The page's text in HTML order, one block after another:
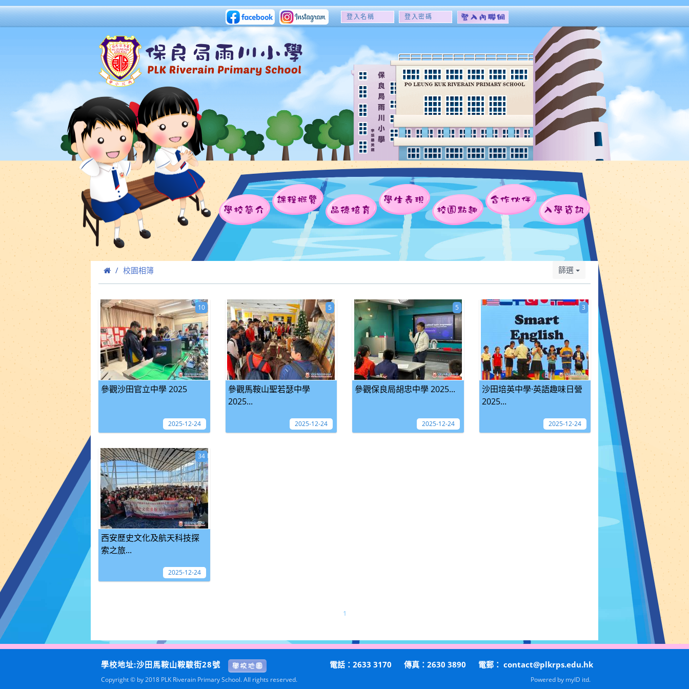
登
名
稱
登
密
碼
學校簡介
課程概覽
品德培育
學生表現
校園點趣
合作伙伴
入學資訊
校園相簿 篩選
參觀沙田官立中學 2025
10
2025-12-24
參觀馬鞍山聖若瑟中學
2025...
5
2025-12-24
參觀保良局胡忠中學 2025...
5
2025-12-24
沙田培英中學·英語趣味日營
2025...
3
2025-12-24
西安歷史文化及航天科技探
索之旅...
34
2025-12-24
1
學校地址:沙田馬鞍山鞍駿街28號 電話：2633 3170 傳真：2630 3890 電郵： contact@plkrps.edu.hk
Copyright © by 2018 PLK Riverain Primary School. All rights reserved. Powered by myID itd.